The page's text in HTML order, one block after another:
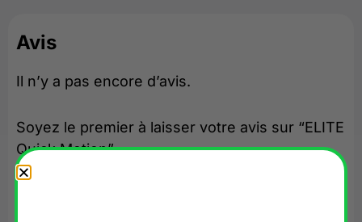
Avis
Il n’y a pas encore d’avis.
Soyez le premier à laisser votre avis sur “ELITE
Quick Motion”
Votre adresse e-mail ne sera pas publiée.